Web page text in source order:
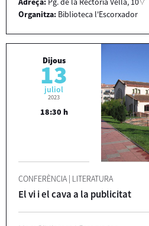
Organitza: Biblioteca l'Escorxador
Dijous
13
juliol
2023
18:30 h
CONFERÈNCIA | LITERATURA
El vi i el cava a la publicitat